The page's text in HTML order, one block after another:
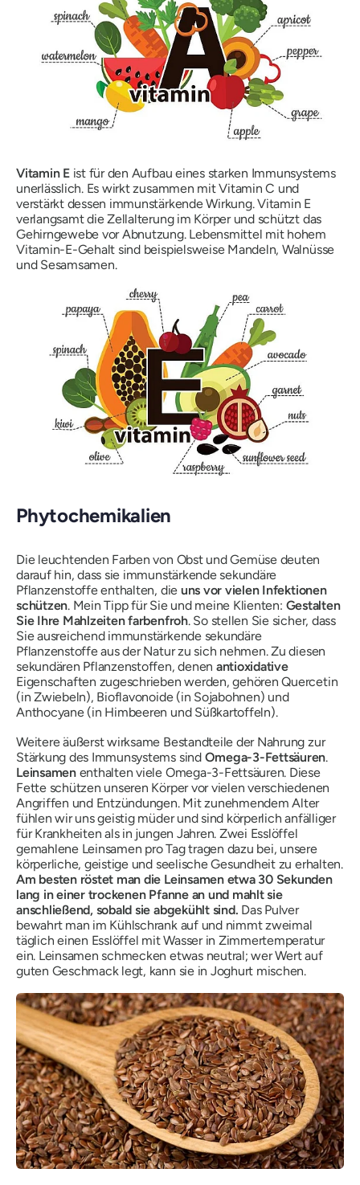
Vitamin Eist für den Aufbau eines starken Immunsystems
unerlässlich. Es wirkt zusammen mit Vitamin C und
verstärkt dessen immunstärkende Wirkung. Vitamin E
verlangsamt die Zellalterung im Körper und schützt das
Gehirngewebe vor Abnutzung. Lebensmittel mit hohem
Vitamin-E-Gehalt sind beispielsweise Mandeln, Walnüsse
und Sesamsamen.
Phytochemikalien
Die leuchtenden Farben von Obst und Gemüse deuten
darauf hin, dass sie immunstärkende sekundäre
Pflanzenstoffe enthalten, die uns vor vielen Infektionen
schützen. Mein Tipp für Sie und meine Klienten: Gestalten
Sie Ihre Mahlzeiten farbenfroh. So stellen Sie sicher, dass
Sie ausreichend immunstärkende sekundäre
Pflanzenstoffe aus der Natur zu sich nehmen. Zu diesen
sekundären Pflanzenstoffen, denen antioxidative
Eigenschaften zugeschrieben werden, gehören Quercetin
(in Zwiebeln), Bioflavonoide (in Sojabohnen) und
Anthocyane (in Himbeeren und Süßkartoffeln).
Weitere äußerst wirksame Bestandteile der Nahrung zur
Stärkung des Immunsystems sindOmega-3-Fettsäuren.
Leinsamenenthalten viele Omega-3-Fettsäuren. Diese
Fette schützen unseren Körper vor vielen verschiedenen
Angriffen und Entzündungen. Mit zunehmendem Alter
fühlen wir uns geistig müder und sind körperlich anfälliger
für Krankheiten als in jungen Jahren. Zwei Esslöffel
gemahlene Leinsamen pro Tag tragen dazu bei, unsere
körperliche, geistige und seelische Gesundheit zu erhalten.
Am besten röstet man die Leinsamen etwa 30 Sekunden
lang in einer trockenen Pfanne an und mahlt sie
anschließend, sobald sie abgekühlt sind. Das Pulver
bewahrt man im Kühlschrank auf und nimmt zweimal
täglich einen Esslöffel mit Wasser in Zimmertemperatur
ein. Leinsamen schmecken etwas neutral; wer Wert auf
guten Geschmack legt, kann sie in Joghurt mischen.